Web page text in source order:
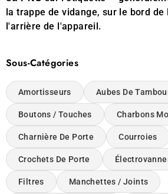
la trappe de vidange, sur le bord de
l'arrière de l'appareil.
Sous-Catégories
Amortisseurs Aubes De
Boutons / Touches Charbons
Charnière De Porte Courroies
Crochets De Porte
Filtres Manchettes / Joints